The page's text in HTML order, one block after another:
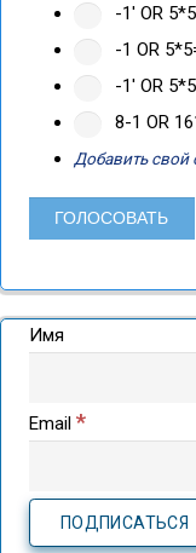
-1' OR
-1 OR
-1' OR
8-1 OR
Добавить свой
Имя
Email *